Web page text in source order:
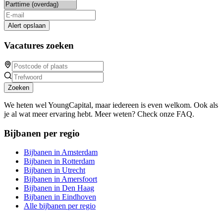
Alert opslaan
Vacatures zoeken
Zoeken
We heten wel YoungCapital, maar iedereen is even welkom. Ook als
je al wat meer ervaring hebt. Meer weten? Check onze FAQ.
Bijbanen per regio
Bijbanen in Amsterdam
Bijbanen in Rotterdam
Bijbanen in Utrecht
Bijbanen in Amersfoort
Bijbanen in Den Haag
Bijbanen in Eindhoven
Alle bijbanen per regio